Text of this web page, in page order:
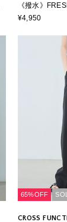
《撥水》
ギーパンツ
¥4,950
65%OFF
CROSS